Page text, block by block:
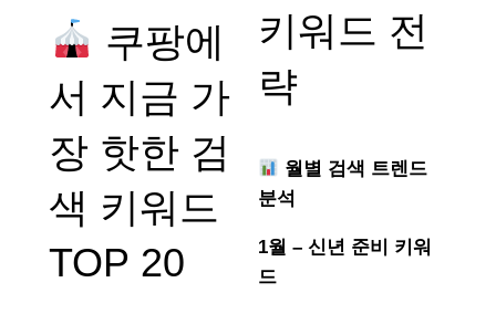
쿠팡에
서 지금 가
장 핫한 검
색 키워드
TOP 20
키워드 전
략
월별 검색 트렌드
분석
1월 – 신년 준비 키워
드